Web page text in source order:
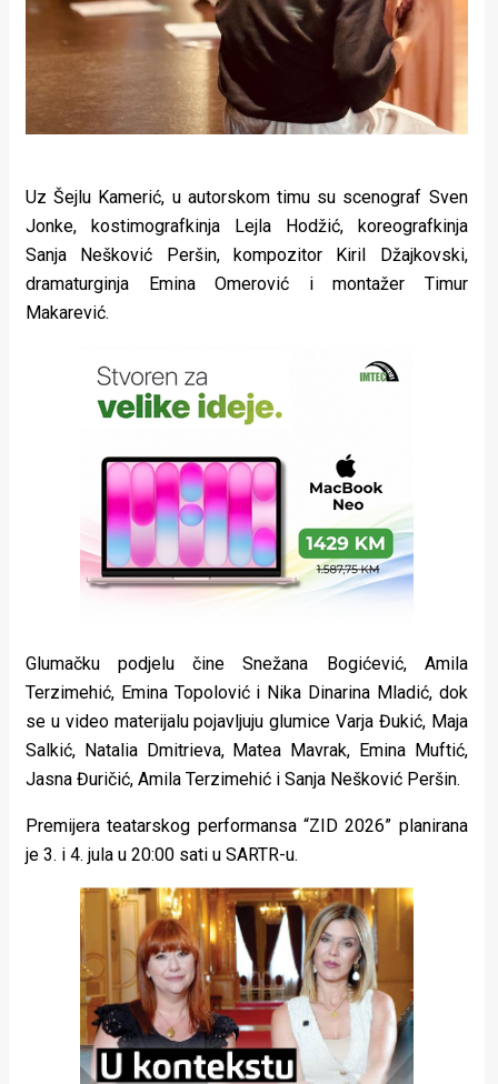
Uz Šejlu Kamerić, u autorskom timu su scenograf Sven
Jonke, kostimografkinja Lejla Hodžić, koreografkinja
Sanja Nešković Peršin, kompozitor Kiril Džajkovski,
dramaturginja Emina Omerović i montažer Timur
Makarević.
Glumačku podjelu čine Snežana Bogićević, Amila
Terzimehić, Emina Topolović i Nika Dinarina Mladić, dok
se u video materijalu pojavljuju glumice Varja Đukić, Maja
Salkić, Natalia Dmitrieva, Matea Mavrak, Emina Muftić,
Jasna Đuričić, Amila Terzimehić i Sanja Nešković Peršin.
Premijera teatarskog performansa “ZID 2026” planirana
je 3. i 4. jula u 20:00 sati u SARTR-u.